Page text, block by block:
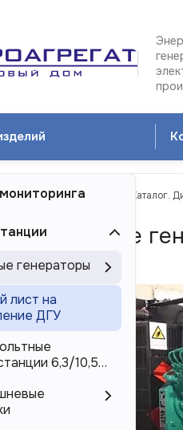
Каталог изделий Каталог.
Дизельные
генераторы
лист на
ДГУ
6,3/10,5